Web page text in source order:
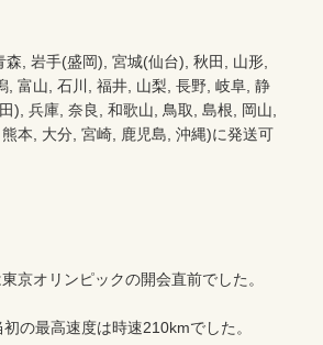
, 岩手(盛岡), 宮城(仙台), 秋田, 山形,
富山, 石川, 福井, 山梨, 長野, 岐阜, 静
), 兵庫, 奈良, 和歌山, 鳥取, 島根, 岡山,
本, 大分, 宮崎, 鹿児島, 沖縄)に発送可
京オリンピックの開会直前でした。
の最高速度は時速210kmでした。